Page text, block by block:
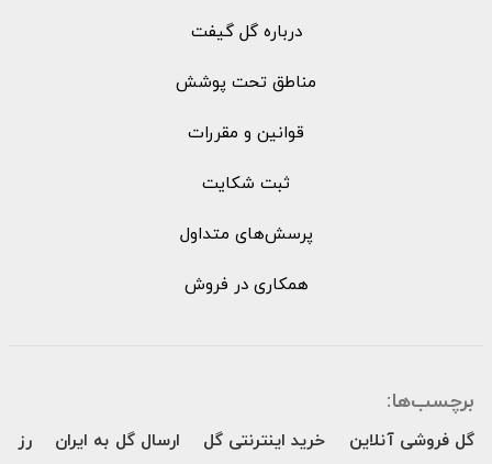
درباره گل گیفت
مناطق تحت پوشش
قوانین و مقررات
ثبت شکایت
پرسش‌های متداول
همکاری در فروش
برچسب‌ها:
گل فروشی آنلاین خرید اینترنتی گل ارسال گل به ایران
رز